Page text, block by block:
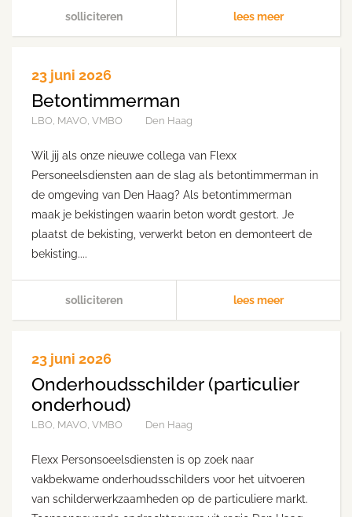
solliciteren lees meer
23 juni 2026
Betontimmerman
LBO, MAVO, VMBO Den Haag
Wil jij als onze nieuwe collega van Flexx
Personeelsdiensten aan de slag als betontimmerman in
de omgeving van Den Haag? Als betontimmerman
maak je bekistingen waarin beton wordt gestort. Je
plaatst de bekisting, verwerkt beton en demonteert de
bekisting....
solliciteren lees meer
23 juni 2026
Onderhoudsschilder (particulier
onderhoud)
LBO, MAVO, VMBO Den Haag
Flexx Personsoeelsdiensten is op zoek naar
vakbekwame onderhoudsschilders voor het uitvoeren
van schilderwerkzaamheden op de particuliere markt.